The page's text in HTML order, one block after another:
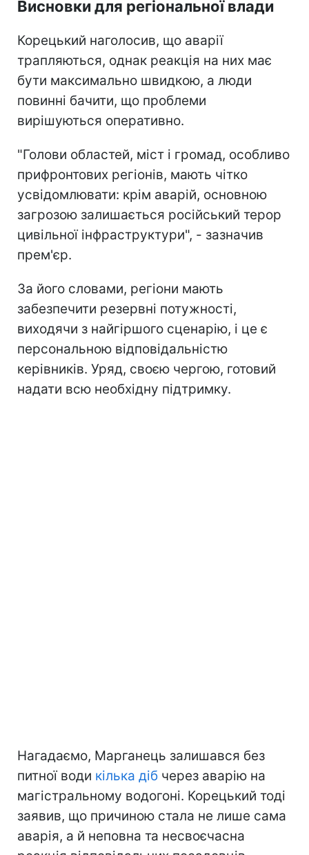
Висновки для регіональної влади
Корецький наголосив, що аварії
трапляються, однак реакція на них має
бути максимально швидкою, а люди
повинні бачити, що проблеми
вирішуються оперативно.
"Голови областей, міст і громад, особливо
прифронтових регіонів, мають чітко
усвідомлювати: крім аварій, основною
загрозою залишається російський терор
цивільної інфраструктури", - зазначив
прем'єр.
За його словами, регіони мають
забезпечити резервні потужності,
виходячи з найгіршого сценарію, і це є
персональною відповідальністю
керівників. Уряд, своєю чергою, готовий
надати всю необхідну підтримку.
Нагадаємо, Марганець залишався без
питної води кілька діб через аварію на
магістральному водогоні. Корецький тоді
заявив, що причиною стала не лише сама
аварія, а й неповна та несвоєчасна